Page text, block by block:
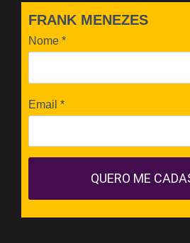
FRANK MENEZES
Nome *
Email *
QUERO ME